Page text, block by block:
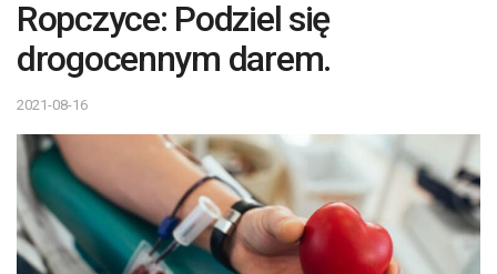
Ropczyce: Podziel się
drogocennym darem.
2021-08-16